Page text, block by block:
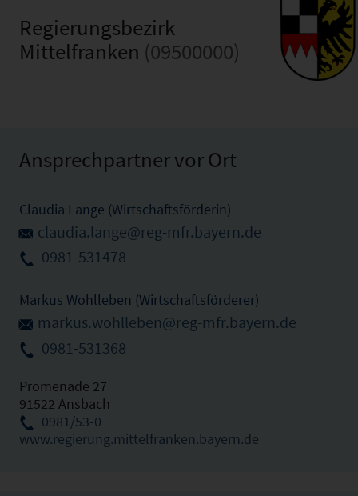
Regierungsbezirk
Mittelfranken (09500000)
Ansprechpartner vor Ort
Claudia Lange (Wirtschaftsförderin)
claudia.lange@reg-mfr.bayern.de
0981-531478
Markus Wohlleben (Wirtschaftsförderer)
markus.wohlleben@reg-mfr.bayern.de
0981-531368
Promenade 27
91522 Ansbach
0981/53-0
www.regierung.mittelfranken.bayern.de